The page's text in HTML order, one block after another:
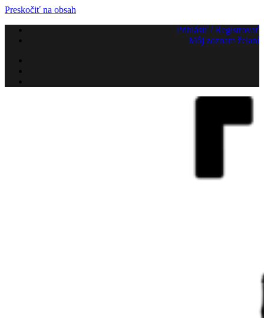
Preskočiť na obsah
Prihlásiť / Registrovať
Môj zoznam želaní